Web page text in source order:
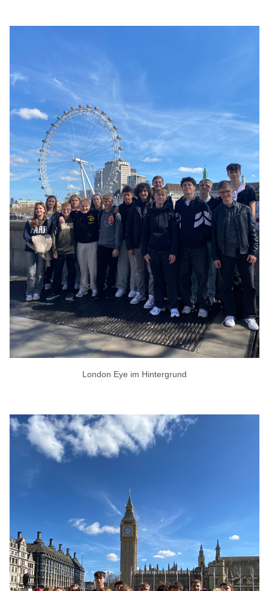
London Eye im Hintergrund